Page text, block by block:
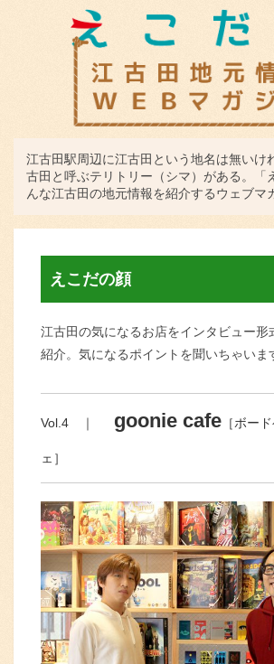
江古田駅周辺に江古田という地名は無いけ
古田と呼ぶテリトリー（シマ）がある。「
んな江古田の地元情報を紹介するウェブマ
えこだの顔
江古田の気になるお店をインタビュー形
紹介。気になるポイントを聞いちゃいま
Vol.4 ｜ goonie cafe ［ボー
ェ］